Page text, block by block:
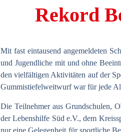
Rekord
Mit fast eintausend angemeldeten
und Jugendliche mit und ohne
den vielfältigen Aktivitäten auf der
Gummistiefelweitwurf war für jede
Die Teilnehmer aus Grundschulen,
derLebenshilfe Süd e.V., dem
nur eine Gelegenheit für sportliche